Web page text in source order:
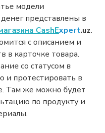
модели
представлены в
CashExpert.uz.
с описанием и
в карточке товара.
со статусом в
и протестировать в
Там же можно будет
по продукту и